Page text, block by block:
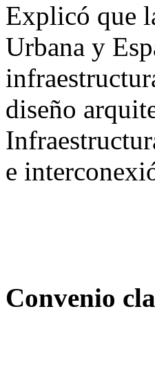
Explicó que
Urbana y
diseño
e
Convenio